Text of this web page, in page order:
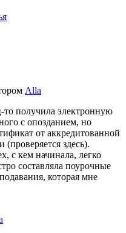
Alla
получила электронную
с опозданием, но
от аккредитованной
здесь).
с кем начинала, легко
составляла поурочные
которая мне